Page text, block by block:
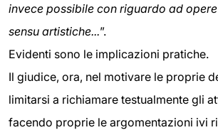
invece possibile con riguardo ad
sensu artistiche...”.
Evidenti sono le implicazioni pratiche.
Il giudice, ora, nel motivare le proprie
limitarsi a richiamare testualmente gli
facendo proprie le argomentazioni ivi